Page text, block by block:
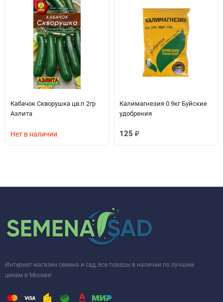
Кабачок Скворушка цв.п 2гр
Аэлита
Нет в наличии
Калимагнезия 0.9кг Буйские
удобрения
125 ₽
Интернет магазин семена и сад, все товары в наличии по лучшим
ценам в Москве!